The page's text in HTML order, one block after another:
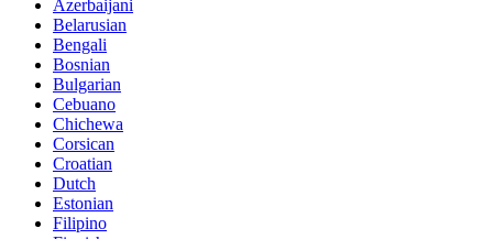
Azerbaijani
Belarusian
Bengali
Bosnian
Bulgarian
Cebuano
Chichewa
Corsican
Croatian
Dutch
Estonian
Filipino